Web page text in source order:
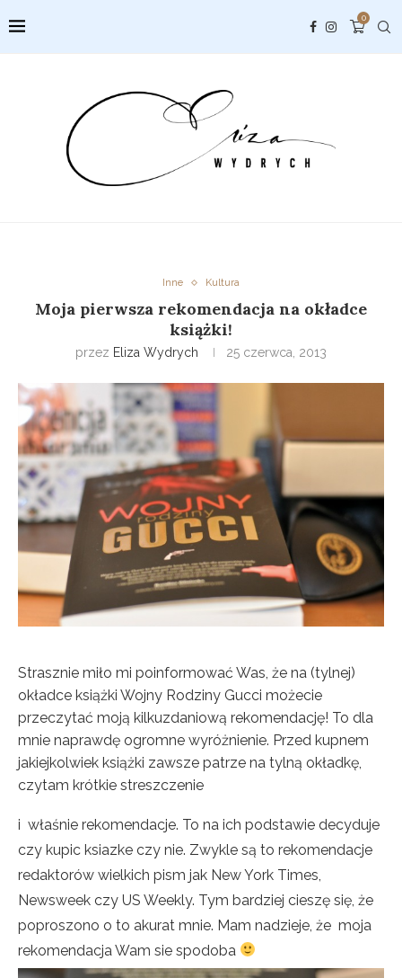
0
Inne Kultura
Moja pierwsza rekomendacja na okładce
książki!
przez Eliza Wydrych 25 czerwca, 2013
Strasznie miło mi poinformować Was, że na (tylnej)
okładce książki Wojny Rodziny Gucci możecie
przeczytać moją kilkuzdaniową rekomendację! To dla
mnie naprawdę ogromne wyróżnienie. Przed kupnem
jakiejkolwiek książki zawsze patrze na tylną okładkę,
czytam krótkie streszczenie
i właśnie rekomendacje. To na ich podstawie decyduje
czy kupic ksiazke czy nie. Zwykle są to rekomendacje
redaktorów wielkich pism jak New York Times,
Newsweek czy US Weekly. Tym bardziej cieszę się, że
poproszono o to akurat mnie. Mam nadzieje, że moja
rekomendacja Wam sie spodoba